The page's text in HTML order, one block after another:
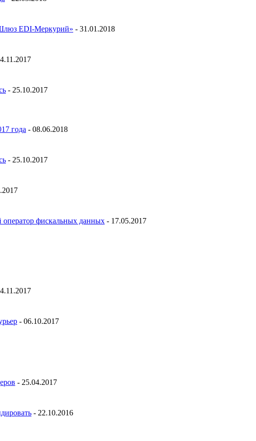
EDI-Меркурий» - 31.01.2018
- 25.10.2017
года - 08.06.2018
- 25.10.2017
фискальных данных - 17.05.2017
- 06.10.2017
- 25.04.2017
- 22.10.2016